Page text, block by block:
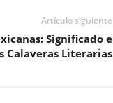
Artículo siguiente
Significado e
Calaveras Literarias